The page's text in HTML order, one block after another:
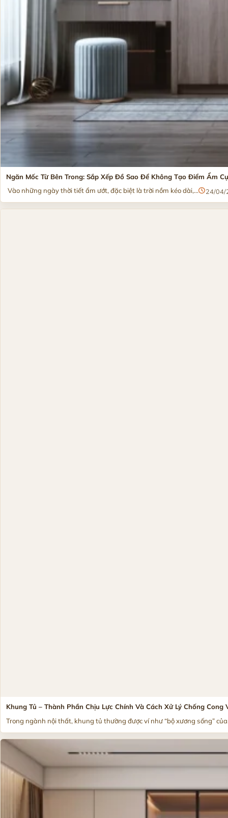
Ngăn Mốc Từ Bên Trong: Sắp Xếp Đồ Sao Để Không Tạo Điểm Ẩm
Vào những ngày thời tiết ẩm ướt, đặc biệt là trời nồm kéo dài,...
24/04/
Khung Tủ – Thành Phần Chịu Lực Chính Và Cách Xử Lý Chống Cong
Trong ngành nội thất, khung tủ thường được ví như “bộ xương sống”